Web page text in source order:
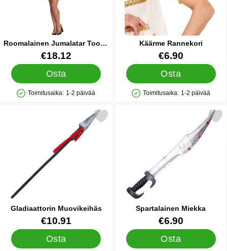
Roomalainen Jumalatar Tooga
Naamiaisasu
Tuote.nro 85023
€18.12
Osta
Saatavuus: Varastossa
Toimitusaika: 1-2 päivää
Käärme Rannekori
Tuote.nro 39200
€6.90
Osta
Saatavuus: Varastossa
Toimitusaika: 1-2 päivää
Gladiaattorin Muovikeihäs
Tuote.nro 89100
€10.91
Osta
Merkitse gladiaattorin Muovikeihäs suosikiksi
Spartalainen Miekka
Tuote.nro 88397
€6.90
Osta
Merkitse spartalainen